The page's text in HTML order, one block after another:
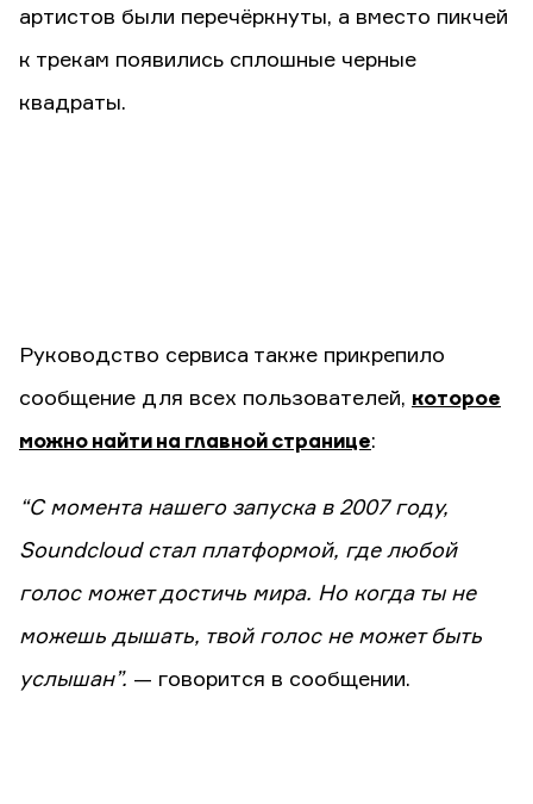
артистов были перечёркнуты, а вместо пикчей
к трекам появились сплошные черные
квадраты.
Руководство сервиса также прикрепило
сообщение для всех пользователей, которое
можно найти на главной странице:
“С момента нашего запуска в 2007 году,
Soundcloud стал платформой, где любой
голос может достичь мира. Но когда ты не
можешь дышать, твой голос не может быть
услышан”. — говорится в сообщении.